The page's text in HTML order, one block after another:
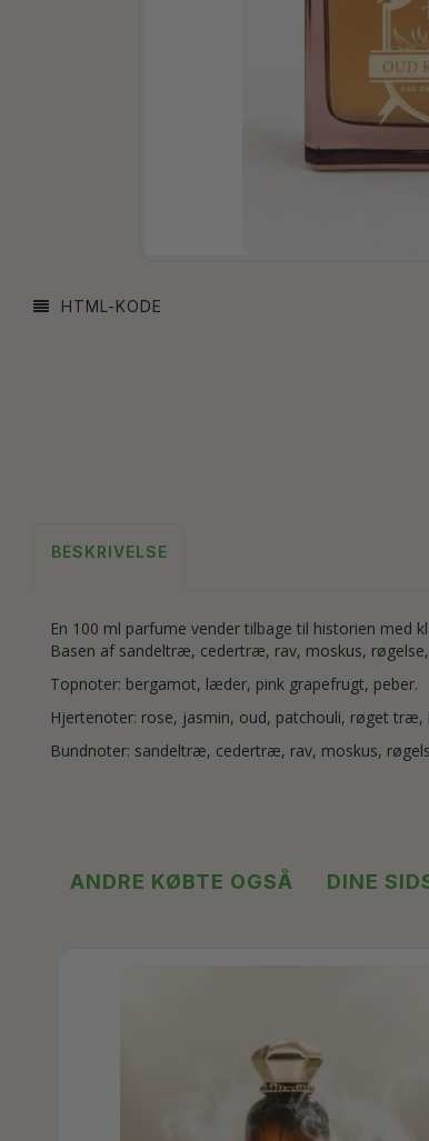
HTML-KODE
BESKRIVELSE
En 100 ml parfume vender tilbage til historien
Basen af sandeltræ, cedertræ, rav, moskus,
Topnoter: bergamot, læder, pink grapefrugt, peber.
Hjertenoter: rose, jasmin, oud, patchouli, røget træ,
Bundnoter: sandeltræ, cedertræ, rav, moskus,
ANDRE KØBTE OGSÅ DINE